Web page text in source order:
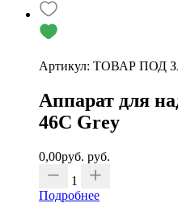
Артикул: ТОВАР ПОД
Аппарат для
46С Grey
0,00руб. руб.
1
Подробнее